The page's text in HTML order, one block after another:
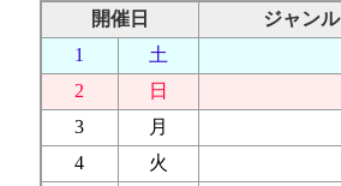
開催日 ジャンル
1
土
2
日
3
月
4
火